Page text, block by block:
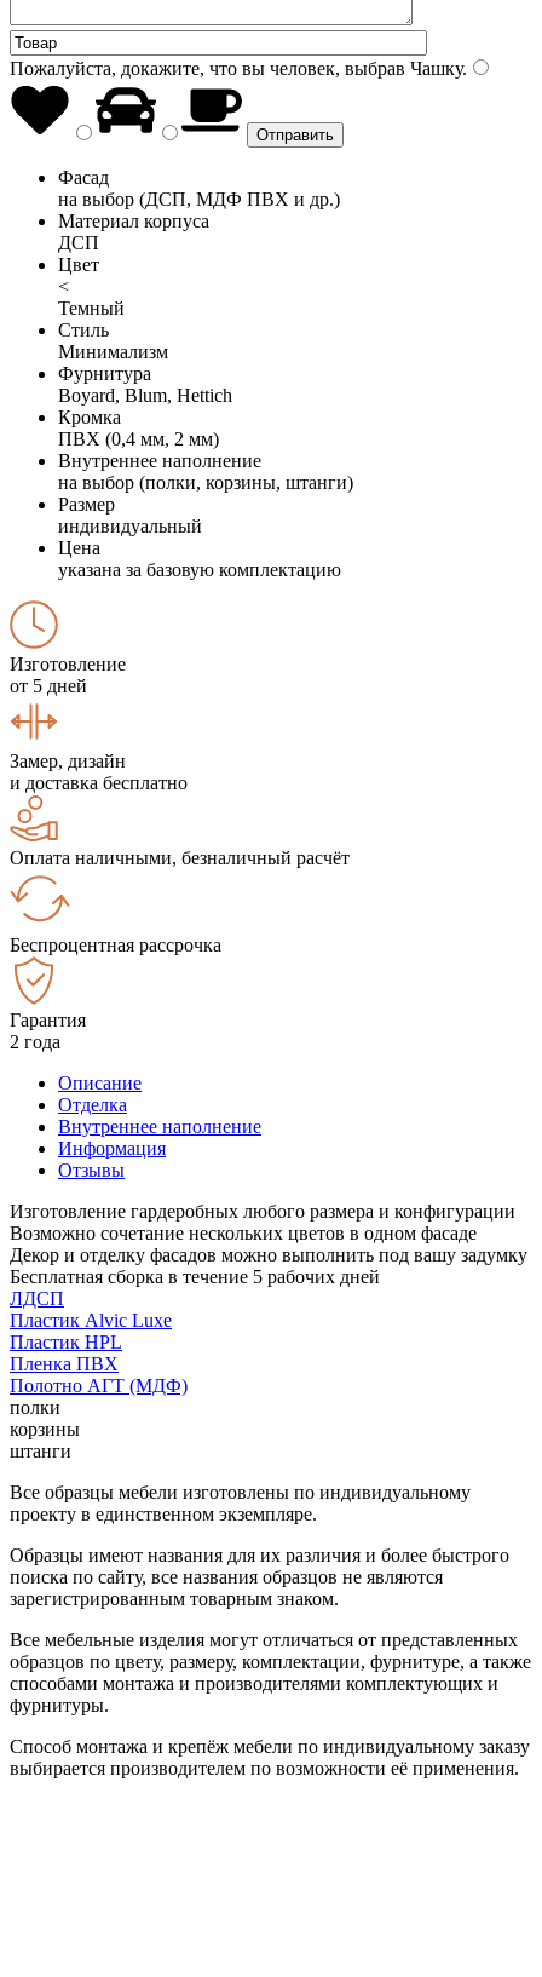
Пожалуйста, докажите, что вы человек, выбрав Чашку.
Фасад
на выбор (ДСП, МДФ ПВХ и др.)
Материал корпуса
ДСП
Цвет
<
Темный
Стиль
Минимализм
Фурнитура
Boyard, Blum, Hettich
Кромка
ПВХ (0,4 мм, 2 мм)
Внутреннее наполнение
на выбор (полки, корзины, штанги)
Размер
индивидуальный
Цена
указана за базовую комплектацию
Изготовление
от 5 дней
Замер, дизайн
и доставка бесплатно
Оплата наличными, безналичный расчёт
Беспроцентная рассрочка
Гарантия
2 года
Описание
Отделка
Внутреннее наполнение
Информация
Отзывы
Изготовление гардеробных любого размера и конфигурации
Возможно сочетание нескольких цветов в одном фасаде
Декор и отделку фасадов можно выполнить под вашу задумку
Бесплатная сборка в течение 5 рабочих дней
ЛДСП
Пластик Alvic Luxe
Пластик HPL
Пленка ПВХ
Полотно АГТ (МДФ)
полки
корзины
штанги
Все образцы мебели изготовлены по индивидуальному
проекту в единственном экземпляре.
Образцы имеют названия для их различия и более быстрого
поиска по сайту, все названия образцов не являются
зарегистрированным товарным знаком.
Все мебельные изделия могут отличаться от представленных
образцов по цвету, размеру, комплектации, фурнитуре, а также
способами монтажа и производителями комплектующих и
фурнитуры.
Способ монтажа и крепёж мебели по индивидуальному заказу
выбирается производителем по возможности её применения.